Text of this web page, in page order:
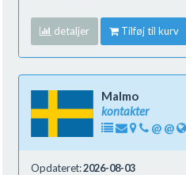
detaljer Tilføj til kurv
Malmo
kontakter
@ @
Opdateret:2026-08-03